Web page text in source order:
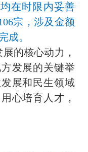
在时限内妥善
宗，涉及金额
成。
的核心动力，
发展的关键举
展和民生领域
心培育人才，